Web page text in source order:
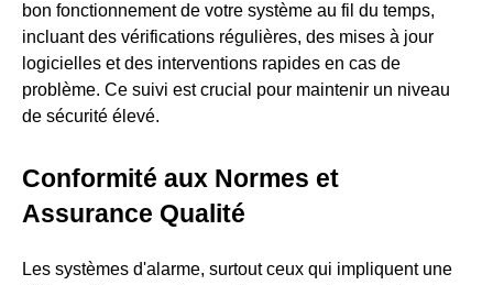
bon fonctionnement de votre système au fil du temps,
incluant des vérifications régulières, des mises à jour
logicielles et des interventions rapides en cas de
problème. Ce suivi est crucial pour maintenir un niveau
de sécurité élevé.
Conformité aux Normes et
Assurance Qualité
Les systèmes d'alarme, surtout ceux qui impliquent une